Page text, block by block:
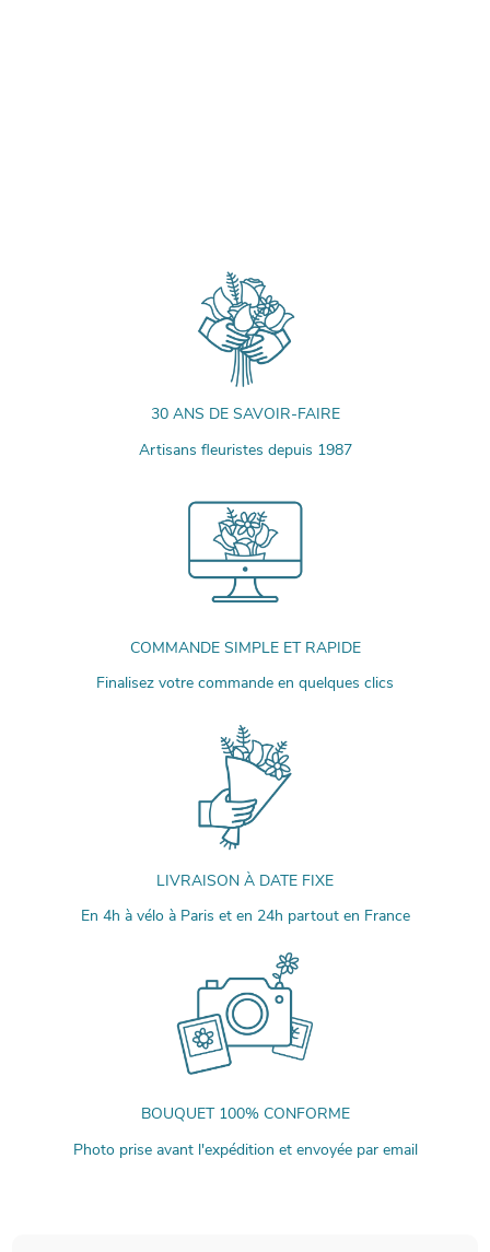
30 ANS DE SAVOIR-FAIRE
Artisans fleuristes depuis 1987
COMMANDE SIMPLE ET RAPIDE
Finalisez votre commande en quelques clics
LIVRAISON À DATE FIXE
En 4h à vélo à Paris et en 24h partout en France
BOUQUET 100% CONFORME
Photo prise avant l'expédition et envoyée par email